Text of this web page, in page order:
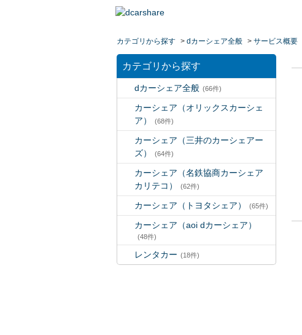
カテゴリから探す > dカーシェア全般 > サービス概要
カテゴリから探す
dカーシェア全般 (66件)
カーシェア（オリックスカーシェ
ア）
(68件)
カーシェア（三井のカーシェアー
ズ）
(64件)
カーシェア（名鉄協商カーシェア
カリテコ）
(62件)
カーシェア（トヨタシェア） (65件)
カーシェア（aoi dカーシェア）
(48件)
レンタカー (18件)